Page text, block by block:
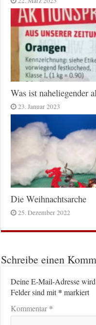
Was ist naheliegender
23. Januar 2023
Die Weihnachtsarche
25. Dezember 2022
Schreibe einen
Deine E-Mail-Adresse
Felder sind mit* markiert
Kommentar*